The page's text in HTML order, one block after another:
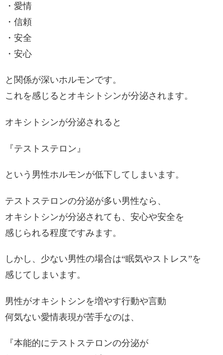
・愛情
・信頼
・安全
・安心
と関係が深いホルモンです。
これを感じるとオキシトシンが分泌されます。
オキシトシンが分泌されると
『テストステロン』
という男性ホルモンが低下してしまいます。
テストステロンの分泌が多い男性なら、
オキシトシンが分泌されても、安心や安全を
感じられる程度ですみます。
しかし、少ない男性の場合は“眠気やストレス”を
感じてしまいます。
男性がオキシトシンを増やす行動や言動
何気ない愛情表現が苦手なのは、
『本能的にテストステロンの分泌が